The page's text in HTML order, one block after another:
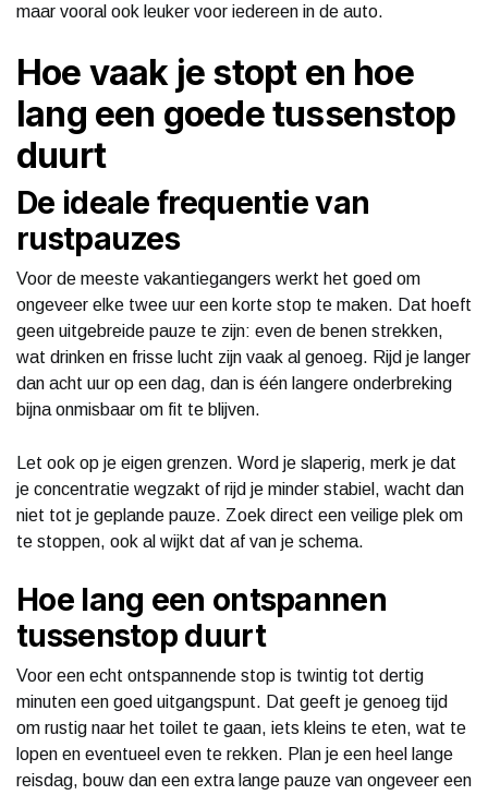
maar vooral ook leuker voor iedereen in de auto.
Hoe vaak je stopt en hoe
lang een goede tussenstop
duurt
De ideale frequentie van
rustpauzes
Voor de meeste vakantiegangers werkt het goed om
ongeveer elke twee uur een korte stop te maken. Dat hoeft
geen uitgebreide pauze te zijn: even de benen strekken,
wat drinken en frisse lucht zijn vaak al genoeg. Rijd je langer
dan acht uur op een dag, dan is één langere onderbreking
bijna onmisbaar om fit te blijven.
Let ook op je eigen grenzen. Word je slaperig, merk je dat
je concentratie wegzakt of rijd je minder stabiel, wacht dan
niet tot je geplande pauze. Zoek direct een veilige plek om
te stoppen, ook al wijkt dat af van je schema.
Hoe lang een ontspannen
tussenstop duurt
Voor een echt ontspannende stop is twintig tot dertig
minuten een goed uitgangspunt. Dat geeft je genoeg tijd
om rustig naar het toilet te gaan, iets kleins te eten, wat te
lopen en eventueel even te rekken. Plan je een heel lange
reisdag, bouw dan een extra lange pauze van ongeveer een